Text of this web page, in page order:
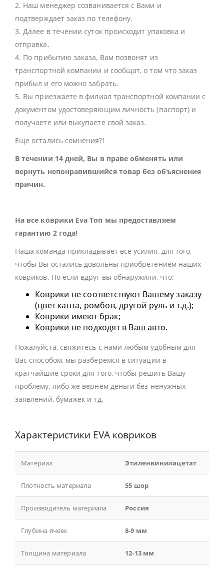
2. Наш менеджер созванивается с Вами и
подтверждает заказ по телефону.
3. Далее в течении суток происходит упаковка и
отправка.
4. По прибытию заказа, Вам позвонят из
транспортной компании и сообщат, о том что заказ
прибыл и его можно забрать.
5. Вы приезжаете в филиал транспортной компании с
документом удостоверяющим личность (паспорт) и
получаете или выкупаете свой заказ.
Еще остались сомнения?!
В течении 14 дней, Вы в праве обменять или
вернуть непонравившийся товар без объяснения
причин.
На все коврики Eva Ton мы предоставляем
гарантию 2 года!
Наша команда прикладывает все усилия, для того,
чтобы Вы остались довольны приобретением наших
ковриков. Но если вдруг вы обнаружили, что:
Коврики не соответствуют Вашему заказу
(цвет канта, ромбов, другой руль и т.д.);
Коврики имеют брак;
Коврики не подходят в Ваш авто.
Пожалуйста, свяжитесь с нами любым удобным для
Вас способом, мы разберемся в ситуации в
кратчайшие сроки для того, чтобы решить Вашу
проблему, либо же вернем деньги без ненужных
заявлений, бумажек и тд.
Характеристики EVA ковриков
Материал Этиленвинилацетат
Плотность материала 55 шор
Производитель материала Россия
Глубина ячеек 8-9 мм
Толщина материала 12-13 мм